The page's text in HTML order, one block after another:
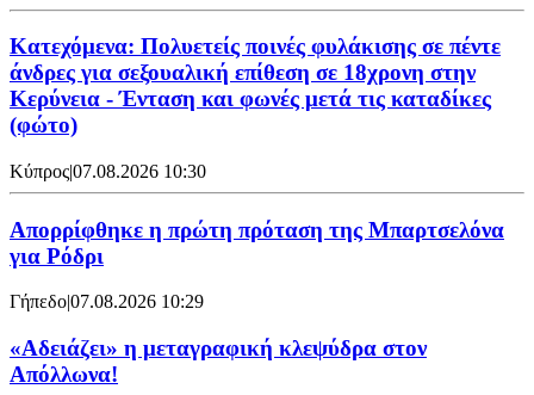
Κατεχόμενα: Πολυετείς ποινές φυλάκισης σε πέντε
άνδρες για σεξουαλική επίθεση σε 18χρονη στην
Κερύνεια - Ένταση και φωνές μετά τις καταδίκες
(φώτο)
Κύπρος|07.08.2026 10:30
Απορρίφθηκε η πρώτη πρόταση της Μπαρτσελόνα
για Ρόδρι
Γήπεδο|07.08.2026 10:29
«Αδειάζει» η μεταγραφική κλεψύδρα στον
Απόλλωνα!